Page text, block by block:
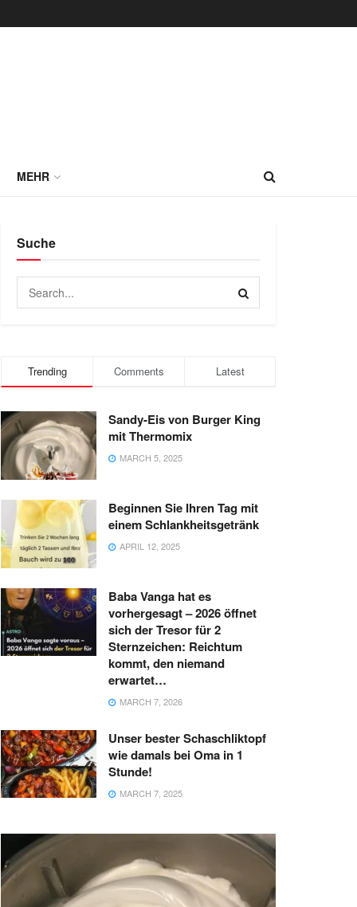
MEHR
Suche
Trending Comments Latest
Sandy-Eis von Burger King
mit Thermomix
MARCH 5, 2025
Beginnen Sie Ihren Tag mit
einem Schlankheitsgetränk
APRIL 12, 2025
Baba Vanga hat es
vorhergesagt – 2026 öffnet
sich der Tresor für 2
Sternzeichen: Reichtum
kommt, den niemand
erwartet…
MARCH 7, 2026
Unser bester Schaschliktopf
wie damals bei Oma in 1
Stunde!
MARCH 7, 2025